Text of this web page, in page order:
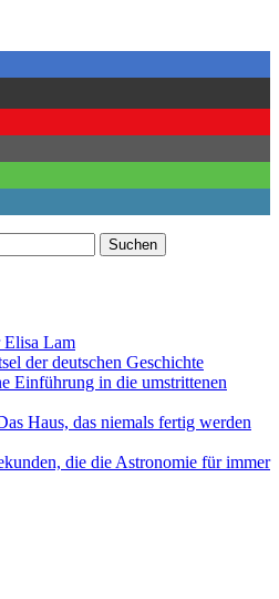
Elisa Lam
der deutschen Geschichte
Einführung in die umstrittenen
Haus, das niemals fertig werden
die die Astronomie für immer